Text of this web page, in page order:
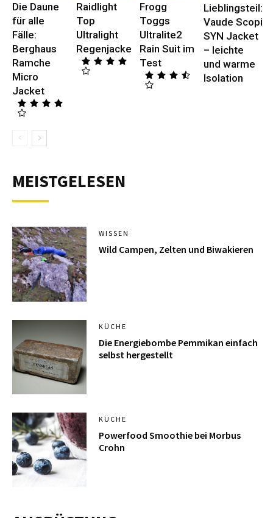
Die Daune
für alle
Fälle:
Berghaus
Ramche
Micro
Jacket
Raidlight
Top
Ultralight
Regenjacke
Frogg
Toggs
Ultralite2
Rain Suit im
Test
Lieblingsteil:
Vaude Scopi
SYN Jacket
– leichte
und warme
Isolation
MEISTGELESEN
WISSEN
Wild Campen, Zelten und Biwakieren
KÜCHE
Die Energiebombe Pemmikan einfach
selbst hergestellt
KÜCHE
Powerfood Smoothie bei Morbus
Crohn